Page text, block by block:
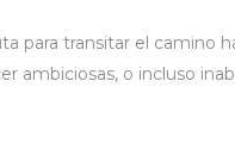
para transitar el camino
ambiciosas, o incluso